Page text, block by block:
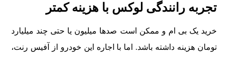
تجربه رانندگی لوکس با هزينه کمتر
خريد يک بی ام و ممکن است صدها ميليون يا حتی چند ميليارد
تومان هزينه داشته باشد. اما با اجاره اين خودرو از آفیس رنت،